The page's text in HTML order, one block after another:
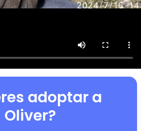
adoptar a
Oliver?